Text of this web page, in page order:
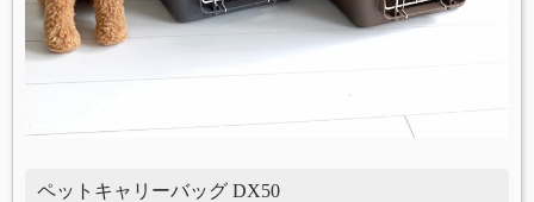
ペットキャリーバッグ DX50